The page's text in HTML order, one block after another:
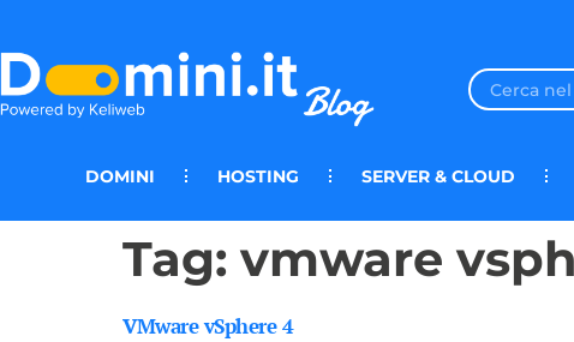
DOMINI HOSTING SERVER & CLOUD
Tag: vmware
VMware vSphere 4